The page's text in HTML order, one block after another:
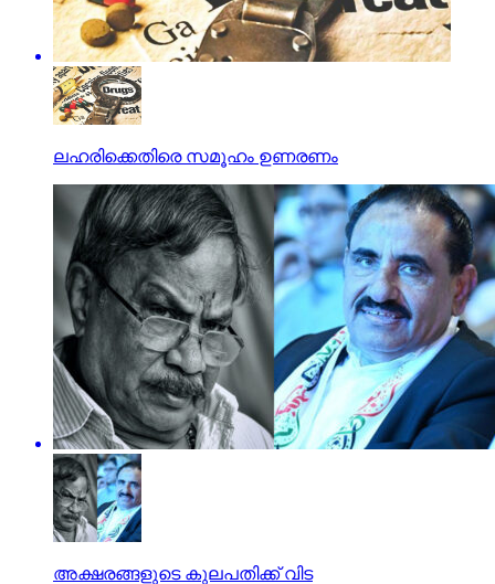
ലഹരിക്കെതിരെ സമൂഹം ഉണരണം
അക്ഷരങ്ങളുടെ കുലപതിക്ക് വിട